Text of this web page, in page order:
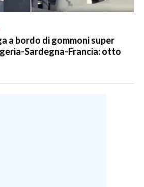
a bordo di gommoni super
Sardegna-Francia: otto